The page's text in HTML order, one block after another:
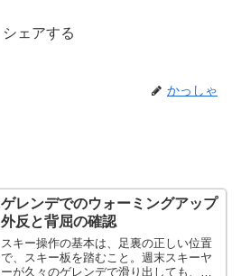
シェアする
かっしゃ
ゲレンデでのウォーミングアップ
外反と背屈の確認
スキー操作の基本は、足裏の正しい位置
で、スキー板を踏むこと。週末スキーヤ
ーが久々のゲレンデで滑り出しても、体